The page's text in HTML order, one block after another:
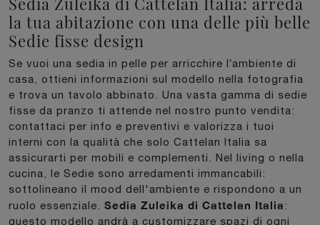
la tua abitazione con una delle più belle
Sedie fisse design
Se vuoi una sedia in pelle per arricchire l’ambiente di
casa, ottieni informazioni sul modello nella fotografia
e trova un tavolo abbinato. Una vasta gamma di sedie
fisse da pranzo ti attende nel nostro punto vendita:
contattaci per info e preventivi e valorizza i tuoi
interni con la qualità che solo Cattelan Italia sa
assicurarti per mobili e complementi. Nel living o nella
cucina, le Sedie sono arredamenti immancabili:
sottolineano il mood dell'ambiente e rispondono a un
ruolo essenziale. Sedia Zuleika di Cattelan Italia:
questo modello andrà a customizzare spazi di ogni